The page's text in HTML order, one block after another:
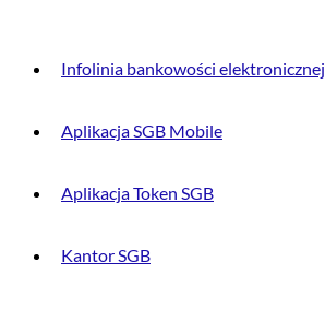
Infolinia bankowości elektronicznej
Aplikacja SGB Mobile
Aplikacja Token SGB
Kantor SGB